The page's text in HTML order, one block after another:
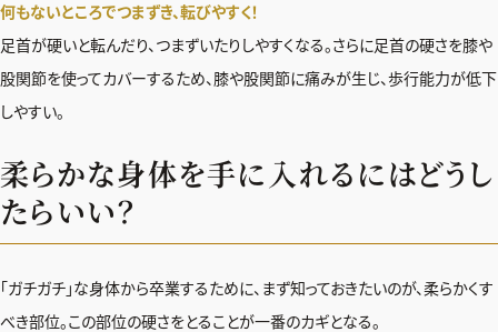
何もないところでつまずき、転びやすく！
足首が硬いと転んだり、つまずいたりしやすくなる。さらに足首の硬さを膝や
股関節を使ってカバーするため、膝や股関節に痛みが生じ、歩行能力が低下
しやすい。
柔らかな身体を手に入れるにはどうし
たらいい？
「ガチガチ」な身体から卒業するために、まず知っておきたいのが、柔らかくす
べき部位。この部位の硬さをとることが一番のカギとなる。